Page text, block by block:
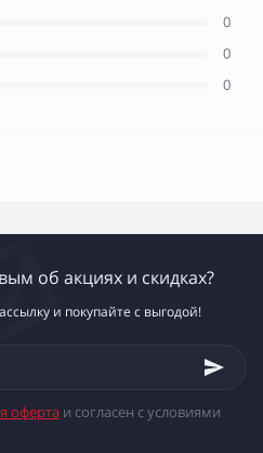
0
0
0
об акциях и скидках?
и покупайте с выгодой!
оферта и согласен с условиями